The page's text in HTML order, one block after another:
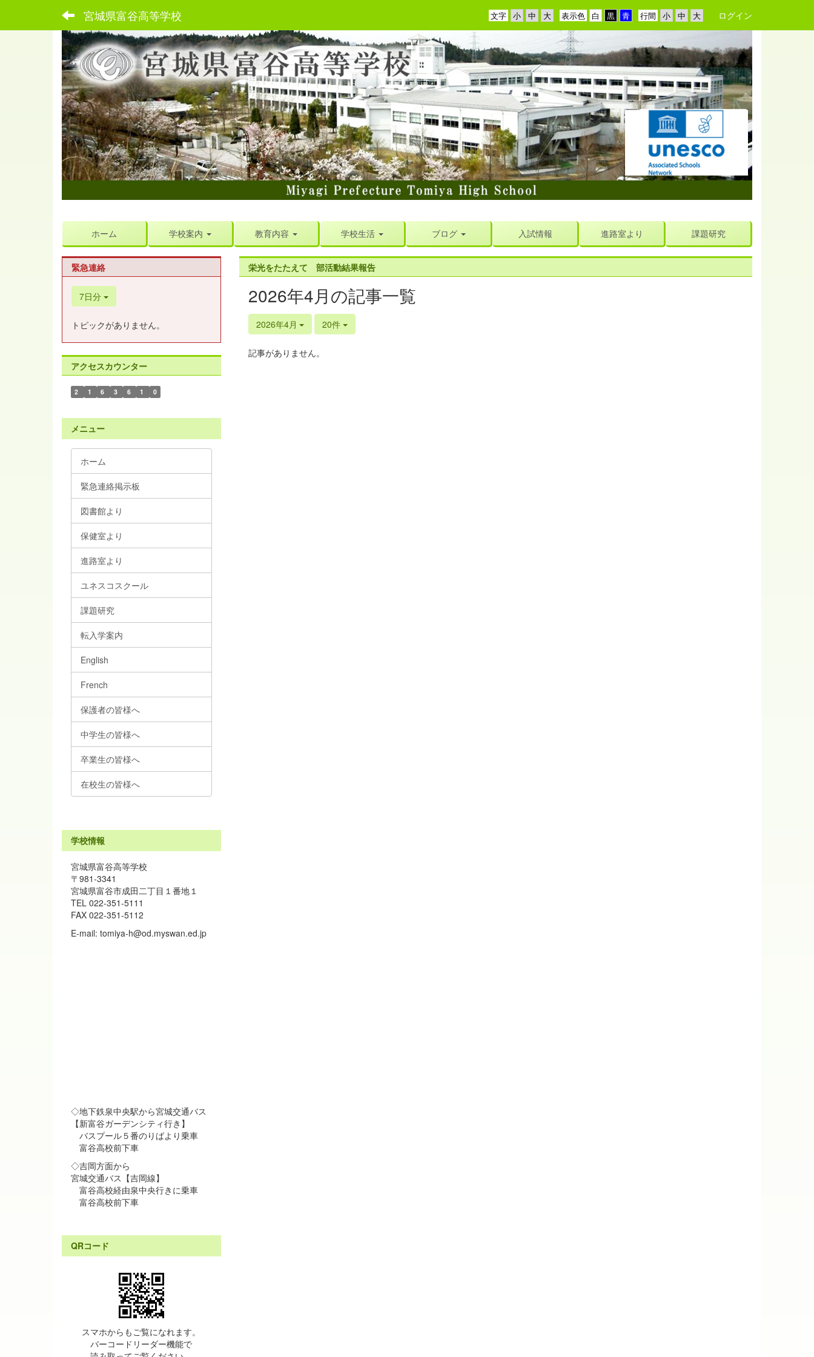
宮城県富谷高等学校 行間
表示色
文字 ログイン
ホーム 学校案内 教育内容 学校生活 ブログ 入試情報 進路室より 課題研究
栄光をたたえて 部活動結果報告
2026年4月の記事一覧
2026年4月 20件
記事がありません。
緊急連絡
7日分
トピックがありません。
アクセスカウンター
2 1 6 3 6 1 0
メニュー
ホーム
緊急連絡掲示板
図書館より
保健室より
進路室より
ユネスコスクール
課題研究
転入学案内
English
French
保護者の皆様へ
中学生の皆様へ
卒業生の皆様へ
在校生の皆様へ
学校情報
宮城県富谷高等学校
〒981-3341
宮城県富谷市成田二丁目１番地１
TEL 022-351-5111
FAX 022-351-5112
E-mail: tomiya-h@od.myswan.ed.jp
◇地下鉄泉中央駅から宮城交通バス
【新富谷ガーデンシティ行き】
バスプール５番のりばより乗車
富谷高校前下車
◇吉岡方面から
宮城交通バス【吉岡線】
富谷高校経由泉中央行きに乗車
富谷高校前下車
QRコード
スマホからもご覧になれます。
バーコードリーダー機能で